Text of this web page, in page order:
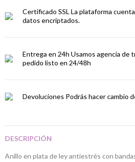
Certificado SSL La plataforma
datos encriptados.
Entrega en 24h Usamos agencia de
pedido listo en 24/48h
Devoluciones Podrás hacer cambio
DESCRIPCIÓN
Anillo en plata de ley antiestrés con